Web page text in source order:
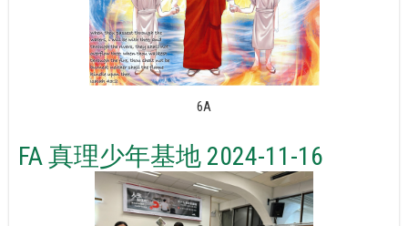
6A
FA 真理少年基地 2024-11-16